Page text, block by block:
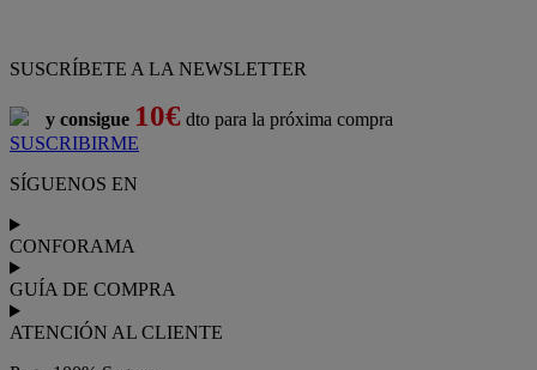
SUSCRÍBETE A LA NEWSLETTER
y consigue 10€ dto para la próxima compra
SUSCRIBIRME
SÍGUENOS EN
CONFORAMA
GUÍA DE COMPRA
ATENCIÓN AL CLIENTE